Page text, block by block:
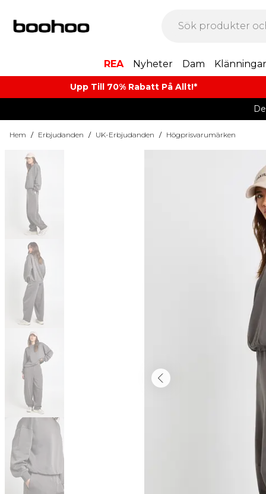
REA Nyheter Dam Klänningar
Upp Till 70% Rabatt På Allt!*
Hem / Erbjudanden / UK-Erbjudanden / Högprisvarumärken